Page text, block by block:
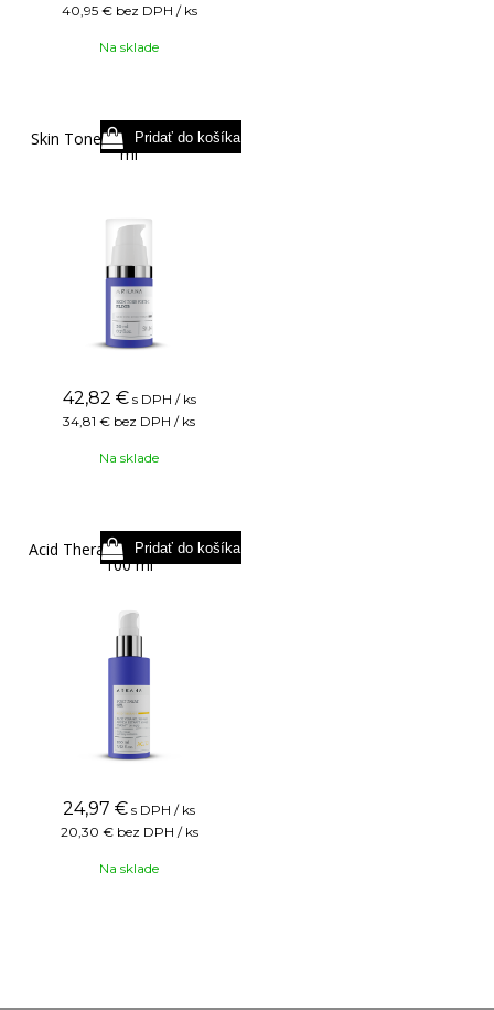
40,95 € bez DPH / ks
Na sklade
Skin Tone Forte - C Elixir 20
ml
42,82 € s DPH / ks
34,81 € bez DPH / ks
Na sklade
Acid Therapy Post Treat Gel
100 ml
24,97 € s DPH / ks
20,30 € bez DPH / ks
Na sklade